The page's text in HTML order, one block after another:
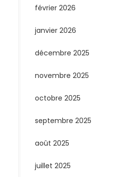
février 2026
janvier 2026
décembre 2025
novembre 2025
octobre 2025
septembre 2025
août 2025
juillet 2025